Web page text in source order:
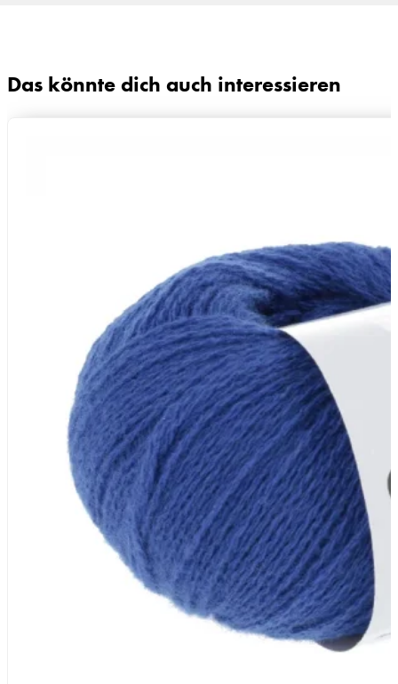
Das könnte dich auch interessieren
Zusammensetzung
100% Kaschmir
Lauflänge
~165m / 25g
Nadelstärke
Ø 3-3,5 mm
Garnstärke
Sport
Maschenprobe
25 M x 41 R